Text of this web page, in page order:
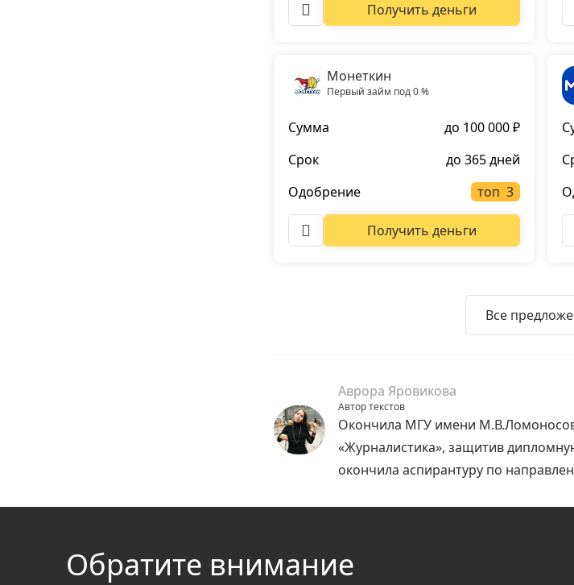
Получить деньги
Монеткин
Первый займ под 0 %
Сумма
до 100 000 ₽
Срок
до 365 дней
Одобрение
топ
Получить деньги
Все
Аврора Яровикова
Автор текстов
Окончила МГУ имени
«Журналистика», защитив
окончила аспирантуру по
Обратите внимание